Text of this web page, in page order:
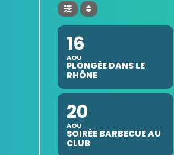
16
AOU
PLONGÉE DANS LE
RHÔNE
20
AOU
SOIRÉE BARBECUE AU
CLUB